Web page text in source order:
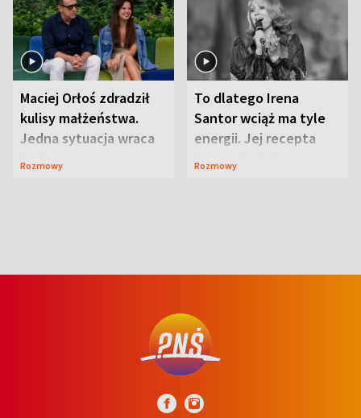
Maciej Orłoś zdradził
kulisy małżeństwa.
Jedna sytuacja wraca
jak bumerang
Rozmowy
To dlatego Irena
Santor wciąż ma tyle
energii. Jej recepta
jest zaskakująco
Rozmowy